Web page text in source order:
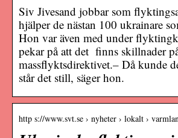
Siv Jivesand jobbar som
hjälper de nästan 100 ukrainare
Hon var även med under
pekar på att det finns skillnader
massflyktsdirektivet.– Då kunde
står det still, säger hon.
http s://www.svt.se › nyheter › lokalt ›